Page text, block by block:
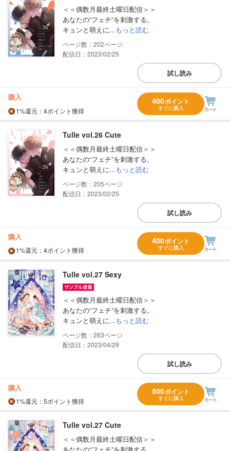
＜＜偶数月最終土曜日配信＞＞
あなたの“フェチ”を刺激する。
キュンと萌えに...もっと読む
202
配信日：2023/02/25
試し読み
購入
1%還元 ：4ポイント獲得
400ポイント
すぐに購入
Tulle vol.26 Cute
＜＜偶数月最終土曜日配信＞＞
あなたの“フェチ”を刺激する。
キュンと萌えに...もっと読む
205
配信日：2023/02/25
試し読み
購入
1%還元 ：4ポイント獲得
400ポイント
すぐに購入
Tulle vol.27 Sexy
＜＜偶数月最終土曜日配信＞＞
あなたの“フェチ”を刺激する。
キュンと萌えに...もっと読む
263
配信日：2023/04/29
試し読み
購入
1%還元 ：5ポイント獲得
500ポイント
すぐに購入
Tulle vol.27 Cute
＜＜偶数月最終土曜日配信＞＞